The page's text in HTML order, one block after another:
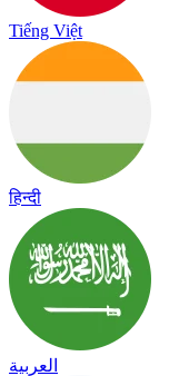
Tiếng Việt
हिन्दी
العربية